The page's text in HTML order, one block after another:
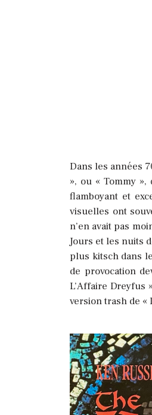
Dans les années
», ou « Tommy
flamboyant et
visuelles ont
n’en avait pas
Jours et les nuits
plus kitsch dans
de provocation
L’Affaire Dreyfus
version trash de «